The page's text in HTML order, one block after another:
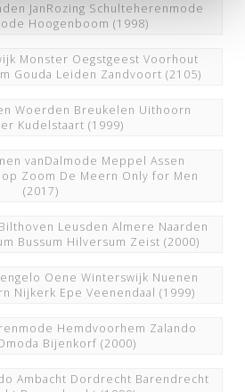
JanRozing Schulteherenmode
Hoogenboom (1998)
Monster Oegstgeest Voorhout
Gouda Leiden Zandvoort (2105)
Woerden Breukelen Uithoorn
Kudelstaart (1999)
vanDalmode Meppel Assen
Zoom De Meern Only for Men
(2017)
Leusden Almere Naarden
Bussum Hilversum Zeist (2000)
Oene Winterswijk Nuenen
Nijkerk Epe Veenendaal (1999)
Hemdvoorhem Zalando
Bijenkorf (2000)
Ambacht Dordrecht Barendrecht